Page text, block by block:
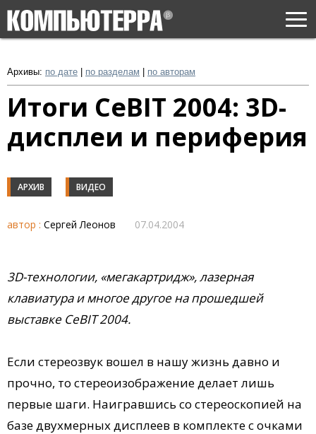
Архивы: по дате по разделам по авторам
Итоги CeBIT 2004: 3D-
дисплеи и периферия
АРХИВ ВИДЕО
автор : Сергей Леонов 07.04.2004
3D-технологии, «мегакартридж», лазерная
клавиатура и многое другое на прошедшей
выставке CeBIT 2004.
Если стереозвук вошел в нашу жизнь давно и
прочно, то стереоизображение делает лишь
первые шаги. Наигравшись со стереоскопией на
базе двухмерных дисплеев в комплекте с очками